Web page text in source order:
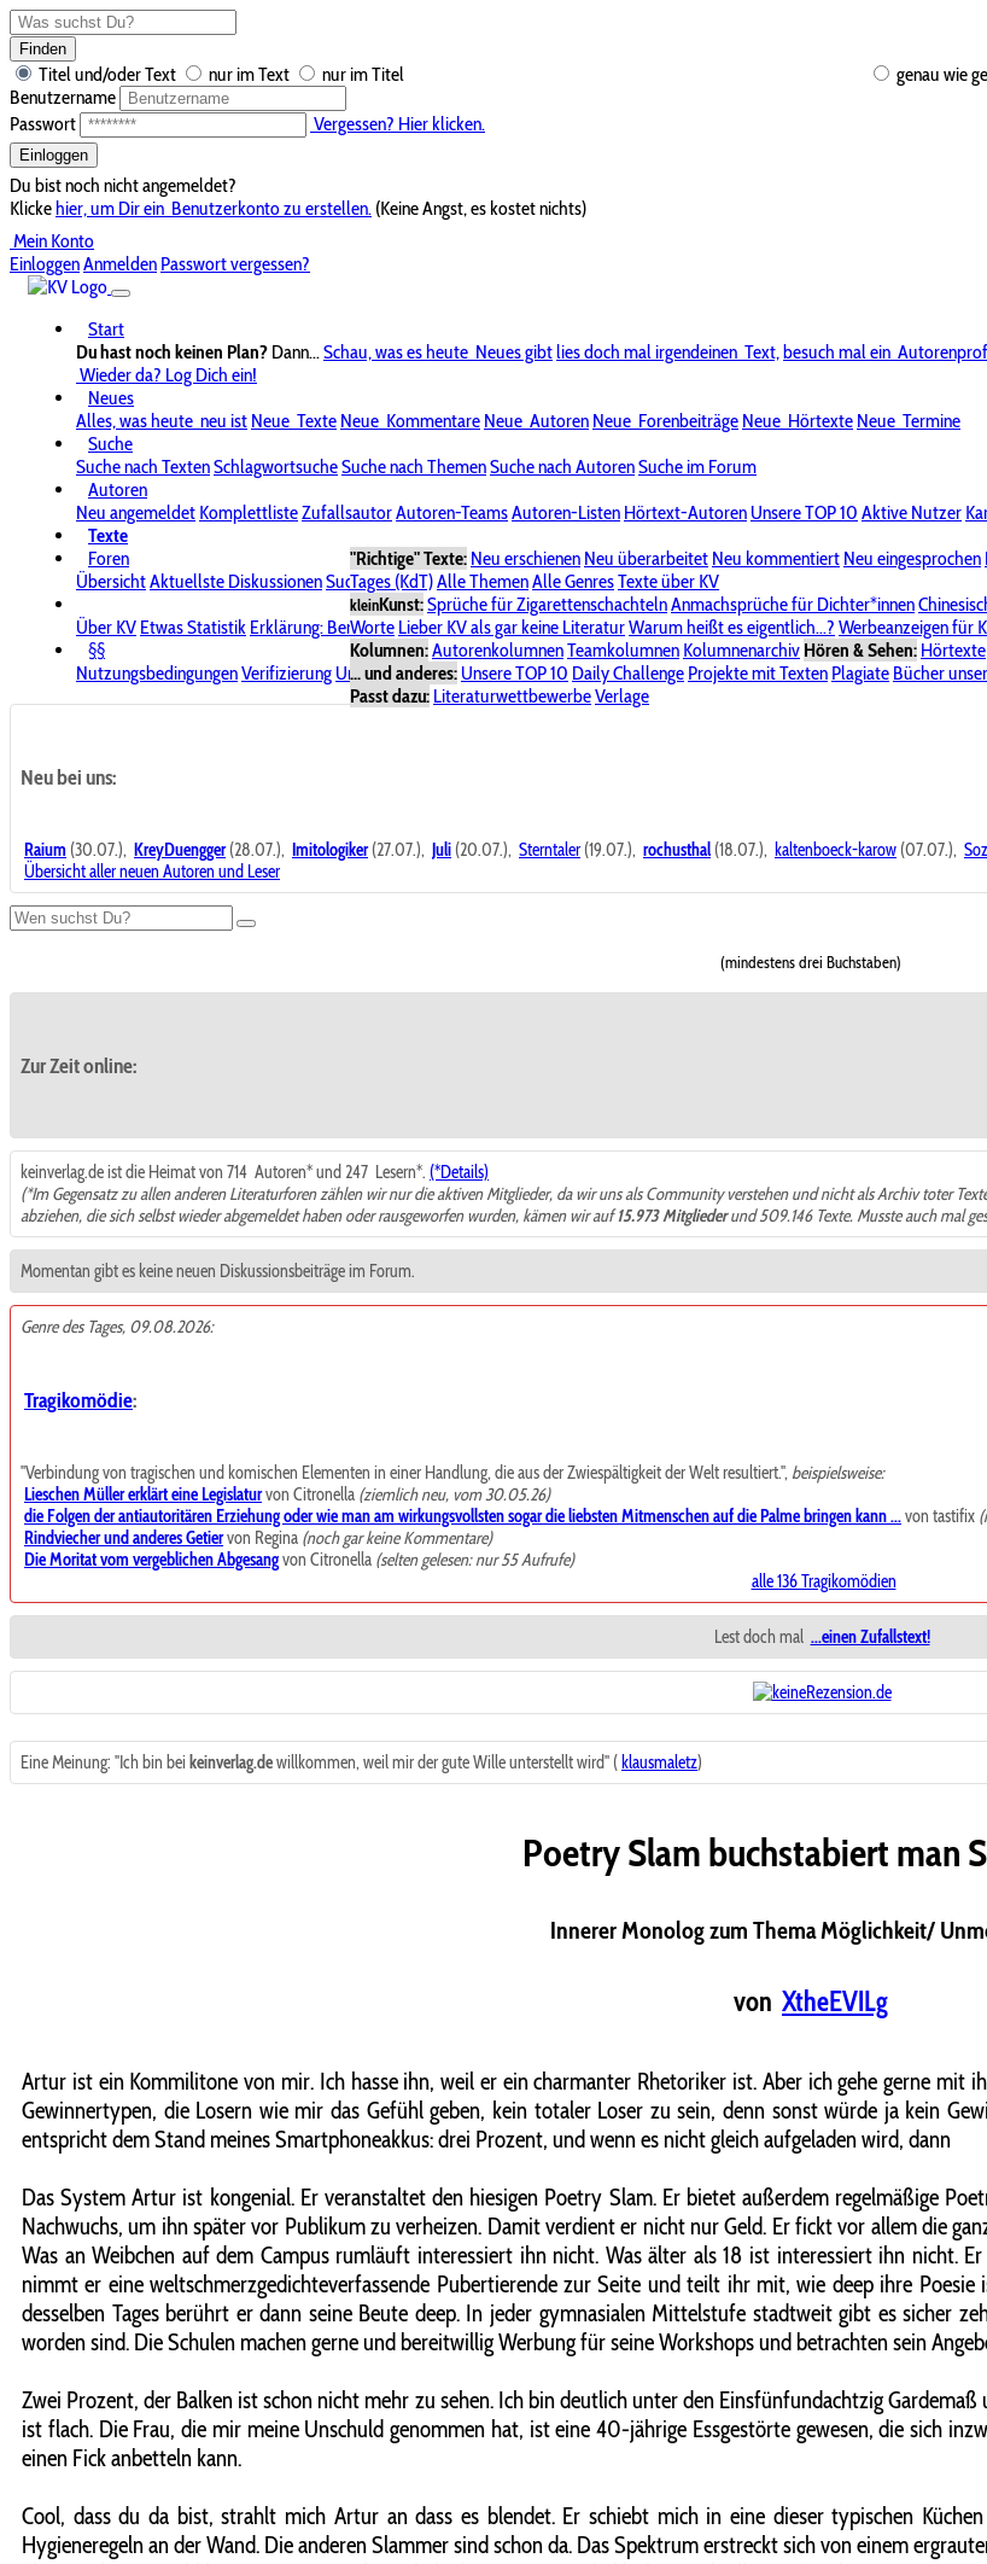
Finden
genau wie
Titel und/oder Text nur im Text
nur im Titel
Benutzername
Passwort
Vergessen? Hier klicken.
Einloggen
Du bist noch nicht angemeldet?
Klickehier, um Dir ein Benutzerkonto zu erstellen. (Keine Angst, es kostet nichts)
Mein Konto
EinloggenAnmelden Passwort vergessen?
Start
Du hast noch keinen Plan? Dann...Schau, was es heute Neues gibtlies doch mal irgendeinen Text,besuch mal ein
Wieder da? Log Dich ein!
Neues
Alles, was heute neu ist Neue Texte Neue Kommentare Neue Autoren Neue Forenbeiträge Neue Hörtexte Neue Termine
Suche
Suche nach TextenSchlagwortsucheSuche nach ThemenSuche nach AutorenSuche im Forum
Autoren
Neu angemeldet KomplettlisteZufallsautorAutoren-TeamsAutoren-Listen Hörtext-Autoren Unsere TOP 10 Aktive Nutzer
Texte
"Richtige" Texte: Neu erschienen Neu überarbeitet Neu kommentiert Neu eingesprochen
Tages (KdT)Alle ThemenAlle GenresTexte über KV
kleinKunst:Sprüche für ZigarettenschachtelnAnmachsprüche für Dichter*innen
Worte Lieber KV als gar keine LiteraturWarum heißt es eigentlich...? Werbeanzeigen für
Kolumnen:AutorenkolumnenTeamkolumnen Kolumnenarchiv Hören & Sehen: Hörtexte
... und anderes: Unsere TOP 10 Daily Challenge Projekte mit Texten Plagiate Bücher
Passt dazu: LiteraturwettbewerbeVerlage
Foren
ÜbersichtAktuellste DiskussionenSuche im ForumBereich "KV-Board"Bereich "Literatur & Schreiberei"
Über KV Etwas Statistik Erklärung: BenutzersymboleSpende für KV Unsere SpenderlisteAlle Wege führen zu KVPasswort
§§
NutzungsbedingungenVerifizierung UrheberrechtAvatare & BilderStalkingDatenschutzerklärungImpressum
Neu bei uns:
Raium (30.07.), KreyDuengger(28.07.), Imitologiker(27.07.), Juli (20.07.), Sterntaler (19.07.), rochusthal (18.07.), kaltenboeck-karow (07.07.),
Übersicht aller neuen Autoren und Leser
(mindestens drei Buchstaben)
Zur Zeit online:
keinverlag.de ist die Heimat von 714 Autoren* und 247 Lesern*. (*Details)
(*Im Gegensatz zu allen anderen Literaturforen zählen wir nur die aktiven Mitglieder, da wir uns als Community verstehen und nicht als Archiv toter
abziehen, die sich selbst wieder abgemeldet haben oder rausgeworfen wurden, kämen wir auf15.973 Mitgliederund 509.146 Texte. Musste auch mal
Momentan gibt es keine neuen Diskussionsbeiträge im Forum.
Genre des Tages, 09.08.2026:
Tragikomödie:
"Verbindung von tragischen und komischen Elementen in einer Handlung, die aus der Zwiespältigkeit der Welt resultiert.",beispielsweise:
Lieschen Müller erklärt eine Legislaturvon Citronella (ziemlich neu, vom 30.05.26)
die Folgen der antiautoritären Erziehung oder wie man am wirkungsvollsten sogar die liebsten Mitmenschen auf die Palme bringen kann ...von tastifix
Rindviecher und anderes Getiervon Regina (noch gar keine Kommentare)
Die Moritat vom vergeblichen Abgesangvon Citronella (selten gelesen: nur 55 Aufrufe)
alle 136 Tragikomödien
Lest doch mal ...einen Zufallstext!
Eine Meinung: "Ich bin bei keinverlag.dewillkommen, weil mir der gute Wille unterstellt wird" ( klausmaletz)
Poetry Slam buchstabiert man
Innerer Monolog zum Thema Möglichkeit/
von XtheEVILg
Artur ist ein Kommilitone von mir. Ich hasse ihn, weil er ein charmanter Rhetoriker ist. Aber ich gehe gerne mit
Gewinnertypen, die Losern wie mir das Gefühl geben, kein totaler Loser zu sein, denn sonst würde ja kein
entspricht dem Stand meines Smartphoneakkus: drei Prozent, und wenn es nicht gleich aufgeladen wird, dann
Das System Artur ist kongenial. Er veranstaltet den hiesigen Poetry Slam. Er bietet außerdem regelmäßige
Nachwuchs, um ihn später vor Publikum zu verheizen. Damit verdient er nicht nur Geld. Er fickt vor allem die
Was an Weibchen auf dem Campus rumläuft interessiert ihn nicht. Was älter als 18 ist interessiert ihn nicht.
nimmt er eine weltschmerzgedichteverfassende Pubertierende zur Seite und teilt ihr mit, wie deep ihre
desselben Tages berührt er dann seine Beute deep. In jeder gymnasialen Mittelstufe stadtweit gibt es sicher
worden sind. Die Schulen machen gerne und bereitwillig Werbung für seine Workshops und betrachten sein
Zwei Prozent, der Balken ist schon nicht mehr zu sehen. Ich bin deutlich unter den Einsfünfundachtzig
ist flach. Die Frau, die mir meine Unschuld genommen hat, ist eine 40-jährige Essgestörte gewesen, die sich
einen Fick anbetteln kann.
Cool, dass du da bist, strahlt mich Artur an dass es blendet. Er schiebt mich in eine dieser typischen
Hygieneregeln an der Wand. Die anderen Slammer sind schon da. Das Spektrum erstreckt sich von einem